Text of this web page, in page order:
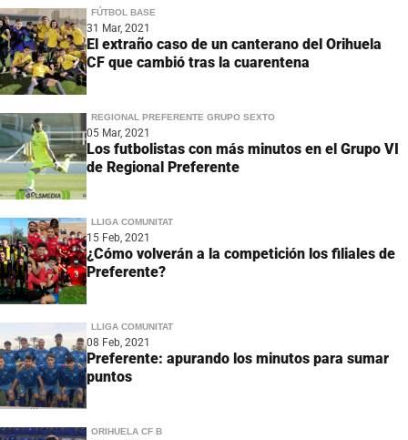
FÚTBOL BASE
31 Mar, 2021
El extraño caso de un canterano del Orihuela
CF que cambió tras la cuarentena
REGIONAL PREFERENTE GRUPO SEXTO
05 Mar, 2021
Los futbolistas con más minutos en el Grupo VI
de Regional Preferente
LLIGA COMUNITAT
15 Feb, 2021
¿Cómo volverán a la competición los filiales de
Preferente?
LLIGA COMUNITAT
08 Feb, 2021
Preferente: apurando los minutos para sumar
puntos
ORIHUELA CF B